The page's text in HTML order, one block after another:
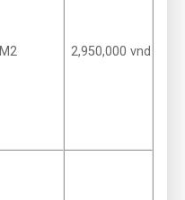
M2 2,950,000 vnd